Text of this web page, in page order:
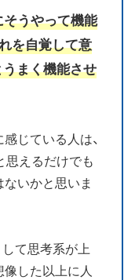
うやって機能
を自覚して意
まく機能させ
じている人は、
思えるだけでも
いかと思いま
して思考系が上
した以上に人